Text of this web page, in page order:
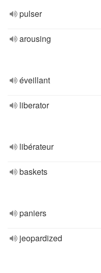
pulser
arousing
éveillant
liberator
libérateur
baskets
paniers
jeopardized